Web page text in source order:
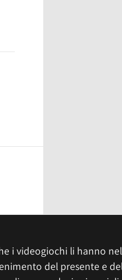
i videogiochi li hanno
del presente e